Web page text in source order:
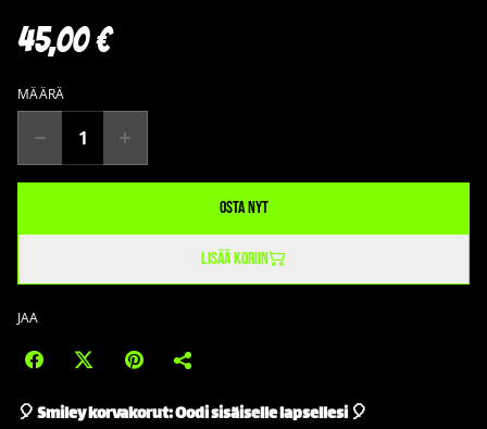
45,00 €
MÄÄRÄ
Osta nyt
Lisää koriin
JAA
🎈 Smiley korvakorut: Oodi sisäiselle lapsellesi 🎈